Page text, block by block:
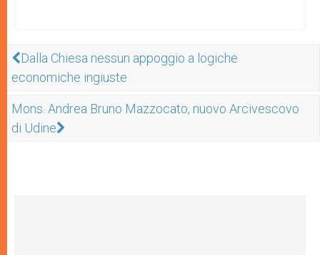
Dalla Chiesa nessun appoggio a logiche
economiche ingiuste
Mons. Andrea Bruno Mazzocato, nuovo Arcivescovo
di Udine